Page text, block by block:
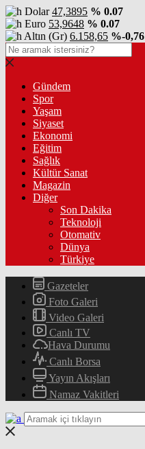
Dolar47,3895 % 0.07
Euro 53,9648 % 0.07
Altın (Gr) 6.158,65 %-0,76
Gündem
Spor
Yaşam
Siyaset
Ekonomi
Eğitim
Sağlık
Kültür Sanat
Magazin
Diğer
Son Dakika
Teknoloji
Otomativ
Dünya
Türkiye
Gazeteler
Foto Galeri
Video Galeri
Canlı TV
Hava Durumu
Canlı Borsa
Yayın Akışları
Namaz Vakitleri